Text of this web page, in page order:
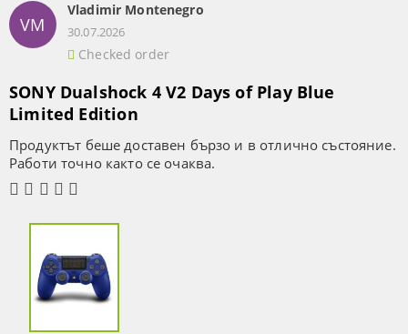
VM
Vladimir Montenegro
30.07.2026
Checked order
SONY Dualshock 4 V2 Days of Play Blue
Limited Edition
Продуктът беше доставен бързо и в отлично състояние.
Работи точно както се очаква.